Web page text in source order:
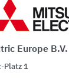
Europe B.V.
Platz 1